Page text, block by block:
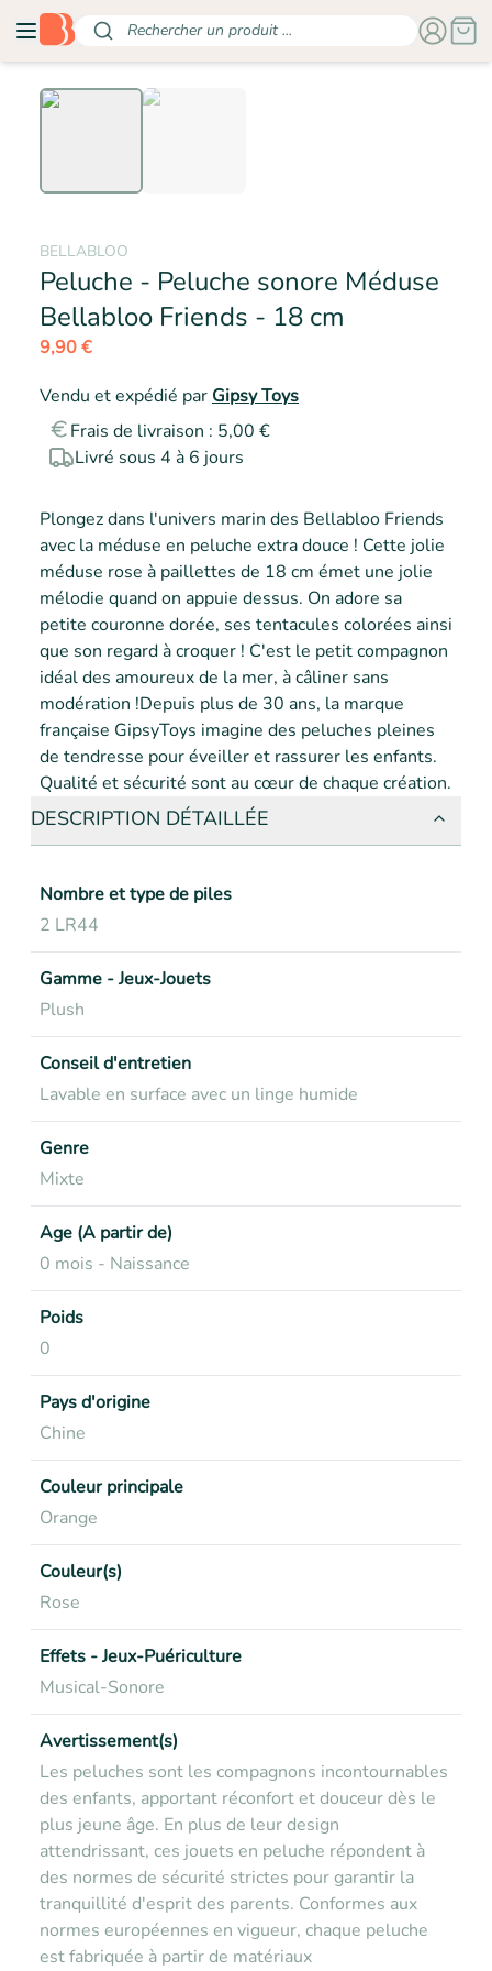
Rechercher un produit ...
BELLABLOO
Peluche - Peluche sonore Méduse
Bellabloo Friends - 18 cm
9,90 €
Vendu et expédié par Gipsy Toys
Frais de livraison : 5,00 €
Livré sous 4 à 6 jours
Plongez dans l'univers marin des Bellabloo Friends
avec la méduse en peluche extra douce ! Cette jolie
méduse rose à paillettes de 18 cm émet une jolie
mélodie quand on appuie dessus. On adore sa
petite couronne dorée, ses tentacules colorées ainsi
que son regard à croquer ! C'est le petit compagnon
idéal des amoureux de la mer, à câliner sans
modération !Depuis plus de 30 ans, la marque
française GipsyToys imagine des peluches pleines
de tendresse pour éveiller et rassurer les enfants.
Qualité et sécurité sont au cœur de chaque création.
DESCRIPTION DÉTAILLÉE
Nombre et type de piles
2 LR44
Gamme - Jeux-Jouets
Plush
Conseil d'entretien
Lavable en surface avec un linge humide
Genre
Mixte
Age (A partir de)
0 mois - Naissance
Poids
0
Pays d'origine
Chine
Couleur principale
Orange
Couleur(s)
Rose
Effets - Jeux-Puériculture
Musical-Sonore
Avertissement(s)
Les peluches sont les compagnons incontournables
des enfants, apportant réconfort et douceur dès le
plus jeune âge. En plus de leur design
attendrissant, ces jouets en peluche répondent à
des normes de sécurité strictes pour garantir la
tranquillité d'esprit des parents. Conformes aux
normes européennes en vigueur, chaque peluche
est fabriquée à partir de matériaux